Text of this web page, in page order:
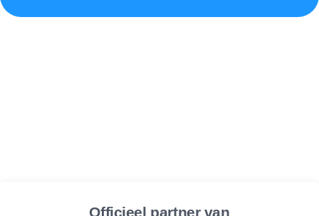
Officieel partner van